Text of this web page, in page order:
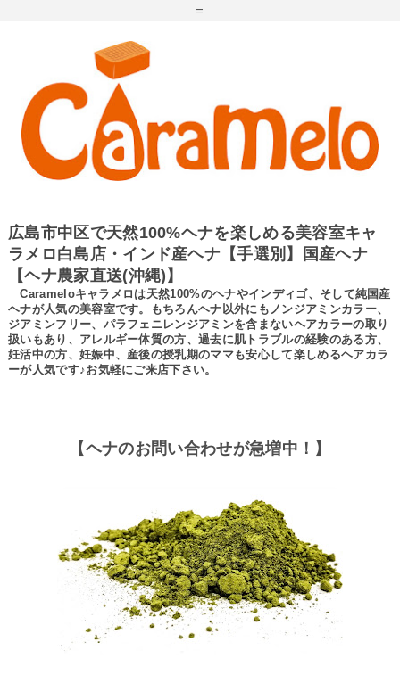
=
広島市中区で天然100%ヘナを楽しめる美容室キャ
ラメロ白島店・インド産ヘナ【手選別】国産ヘナ
【ヘナ農家直送(沖縄)】
Carameloキャラメロは天然100%のヘナやインディゴ、そして純国産
ヘナが人気の美容室です。もちろんヘナ以外にもノンジアミンカラー、
ジアミンフリー、パラフェニレンジアミンを含まないヘアカラーの取り
扱いもあり、アレルギー体質の方、過去に肌トラブルの経験のある方、
妊活中の方、妊娠中、産後の授乳期のママも安心して楽しめるヘアカラ
ーが人気です♪お気軽にご来店下さい。
【ヘナのお問い合わせが急増中！】